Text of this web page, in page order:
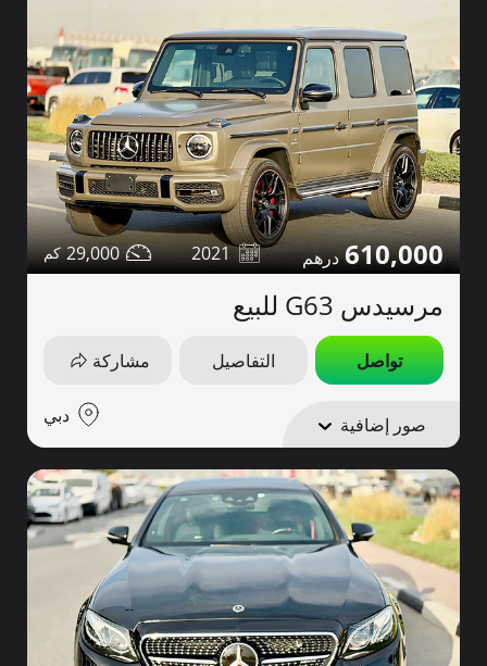
610,000
2021
29,000
مرسيدس G63 للبيع
تواصل التفاصيل مشاركة
صور إضافية دبي